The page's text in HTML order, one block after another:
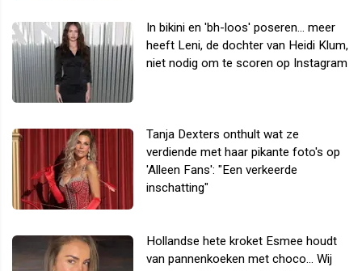
In bikini en 'bh-loos' poseren... meer
heeft Leni, de dochter van Heidi Klum,
niet nodig om te scoren op Instagram
Tanja Dexters onthult wat ze
verdiende met haar pikante foto's op
'Alleen Fans': "Een verkeerde
inschatting"
Hollandse hete kroket Esmee houdt
van pannenkoeken met choco... Wij